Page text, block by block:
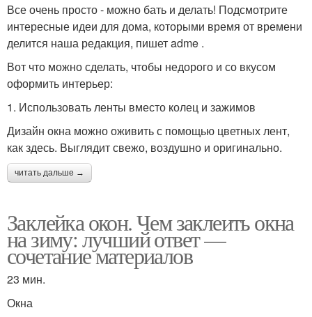
Все очень просто - можно бать и делать! Подсмотрите
интересные идеи для дома, которыми время от времени
делится наша редакция, пишет adme .
Вот что можно сделать, чтобы недорого и со вкусом
оформить интерьер:
1. Использовать ленты вместо колец и зажимов
Дизайн окна можно оживить с помощью цветных лент,
как здесь. Выглядит свежо, воздушно и оригинально.
читать дальше →
Заклейка окон. Чем заклеить окна
на зиму: лучший ответ —
сочетание материалов
23 мин.
Окна